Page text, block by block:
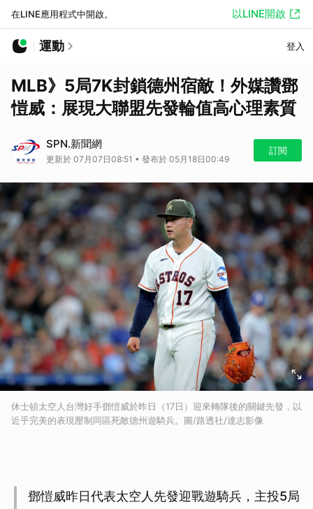
在LINE應用程式中開啟。 以LINE開啟
運動 登入
MLB》5局7K封鎖德州宿敵！外媒讚鄧
愷威：展現大聯盟先發輪值高心理素質
SPN.新聞網
更新於 07月07日08:51 • 發布於 05月18日00:49
訂閱
休士頓太空人台灣好手鄧愷威於昨日（17日）迎來轉隊後的關鍵先發，以
近乎完美的表現壓制同區死敵德州遊騎兵。圖/路透社/達志影像
鄧愷威昨日代表太空人先發迎戰遊騎兵，主投5局